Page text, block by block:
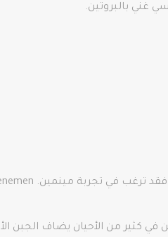
غني بالبروتين.
في كثير من الأحيان يضاف